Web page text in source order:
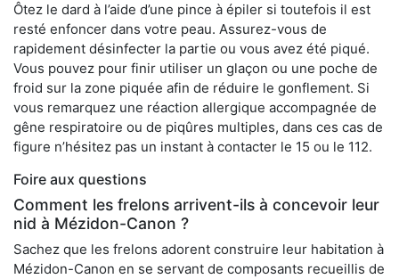
Ôtez le dard à l’aide d’une pince à épiler si toutefois il est
resté enfoncer dans votre peau. Assurez-vous de
rapidement désinfecter la partie ou vous avez été piqué.
Vous pouvez pour finir utiliser un glaçon ou une poche de
froid sur la zone piquée afin de réduire le gonflement. Si
vous remarquez une réaction allergique accompagnée de
gêne respiratoire ou de piqûres multiples, dans ces cas de
figure n’hésitez pas un instant à contacter le 15 ou le 112.
Foire aux questions
Comment les frelons arrivent-ils à concevoir leur
nid à Mézidon-Canon ?
Sachez que les frelons adorent construire leur habitation à
Mézidon-Canon en se servant de composants recueillis de